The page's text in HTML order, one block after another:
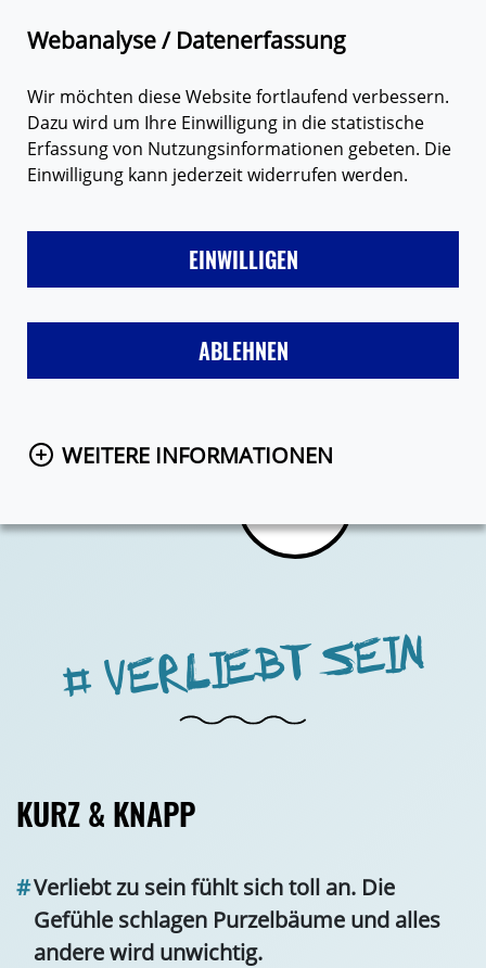
Webanalyse / Datenerfassung
Wir möchten diese Website fortlaufend verbessern.
Dazu wird um Ihre Einwilligung in die statistische
Erfassung von Nutzungsinformationen gebeten. Die
Einwilligung kann jederzeit widerrufen werden.
EINWILLIGEN
ABLEHNEN
WEITERE INFORMATIONEN
LIEBE FREUNDE & FAMILIE SEX VERHÜTUNG
# VERLIEBT SEIN
KURZ & KNAPP
Verliebt zu sein fühlt sich toll an. Die
Gefühle schlagen Purzelbäume und alles
andere wird unwichtig.